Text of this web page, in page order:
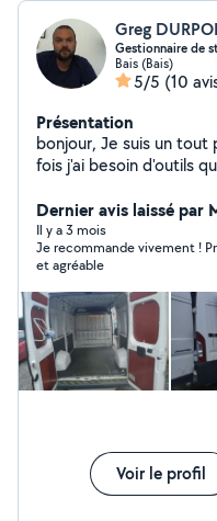
Greg
Gestionnaire de
Bais (Bais)
5/5 (10
Présentation
bonjour, Je suis un
fois j'ai besoin d'outils
vous intéresser !
Dernier avis laissé par
Il y a 3 mois
Je recommande vivement !
et agréable
Voir le profil